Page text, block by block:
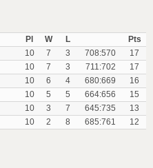
Pl
W L
Pts
10 7 3 708:570
17
10 7 3 711:702
17
10 6 4 680:669
16
10 5 5 664:656
15
10 3 7 645:735
13
10 2 8 685:761 12